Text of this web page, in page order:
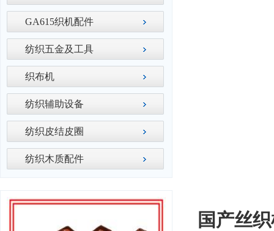
GA615织机配件
纺织五金及工具
织布机
纺织辅助设备
纺织皮结皮圈
纺织木质配件
国产丝